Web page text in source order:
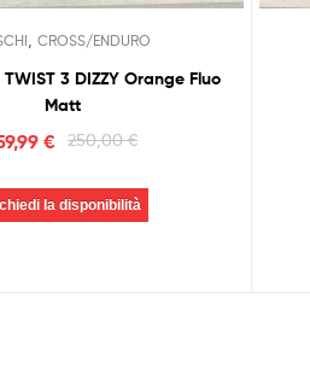
,CROSS/ENDURO
3 DIZZY Orange Fluo
Matt
250,00€
€
la disponibilità